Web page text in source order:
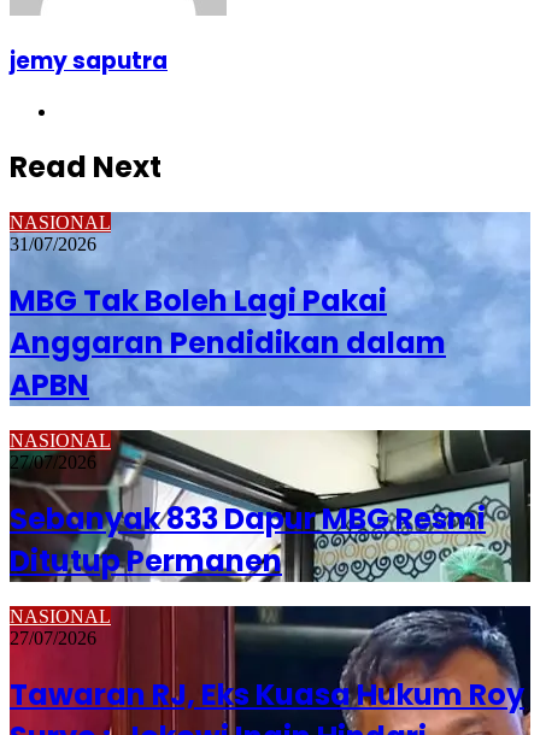
jemy saputra
Read Next
NASIONAL
31/07/2026
MBG Tak Boleh Lagi Pakai
Anggaran Pendidikan dalam
APBN
NASIONAL
27/07/2026
Sebanyak 833 Dapur MBG Resmi
Ditutup Permanen
NASIONAL
27/07/2026
Tawaran RJ, Eks Kuasa Hukum Roy